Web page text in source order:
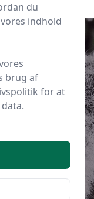
for din
du
indhold
brug af
for at